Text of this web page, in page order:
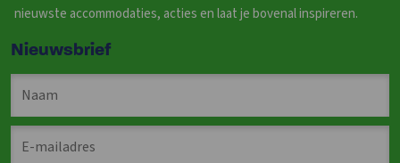
nieuwste accommodaties, acties en laat je bovenal inspireren.
Nieuwsbrief